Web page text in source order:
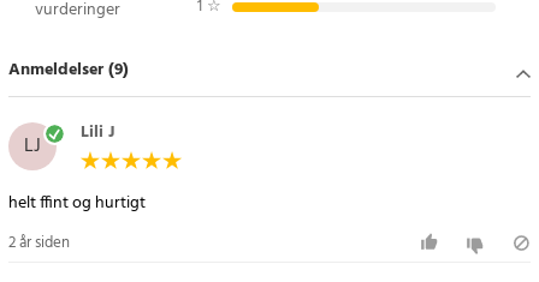
Specifikation
- Størrelse: 0,8 x 0,5 x 1 cm
- Antal: 8 stk
Article number : 103372
vurderinger
1 ☆
Anmeldelser (9)
LJ Lili J
helt ffint og hurtigt
2 år siden